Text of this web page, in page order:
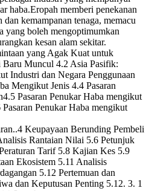
haba.Eropah memberi penekanan
dan kemampanan tenaga, memacu
yang boleh mengoptimumkan
kesan alam sekitar.
yang Agak Kuat untuk
Muncul 4.2 Asia Pasifik:
Industri dan Negara Penggunaan
Mengikut Jenis 4.4 Pasaran
Pasaran Penukar Haba mengikut
Penukar Haba mengikut
Keupayaan Berunding Pembeli
Rantaian Nilai 5.6 Petunjuk
Tarif 5.8 Kajian Kes 5.9
Ekosistem 5.11 Analisis
5.12 Pertemuan dan
dan Keputusan Penting 5.12. 3. 1